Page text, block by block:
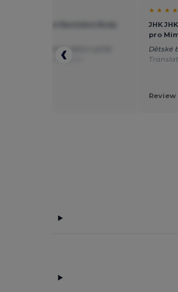
dětský overal. Velmi rychlé
Translated from Dutch
★ ★ ★
JHK
pro
Dětské
Review